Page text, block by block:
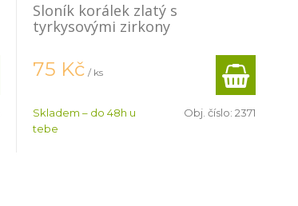
Sloník korálek zlatý s
tyrkysovými zirkony
75 Kč / ks
Skladem – do 48h u
tebe
Obj. číslo: 2371